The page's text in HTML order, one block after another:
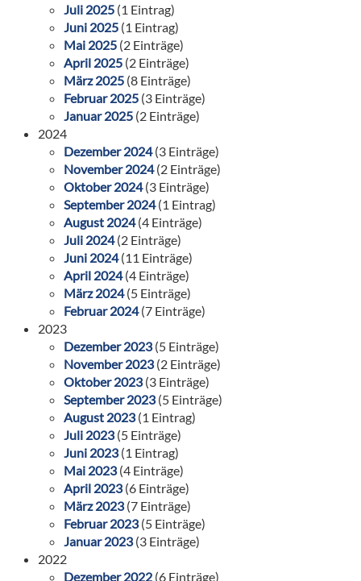
Juli 2025 (1 Eintrag)
Juni 2025 (1 Eintrag)
Mai 2025 (2 Einträge)
April 2025 (2 Einträge)
März 2025 (8 Einträge)
Februar 2025 (3 Einträge)
Januar 2025 (2 Einträge)
2024
Dezember 2024(3 Einträge)
November 2024(2 Einträge)
Oktober 2024(3 Einträge)
September 2024(1 Eintrag)
August 2024(4 Einträge)
Juli 2024(2 Einträge)
Juni 2024(11 Einträge)
April 2024(4 Einträge)
März 2024(5 Einträge)
Februar 2024(7 Einträge)
2023
Dezember 2023(5 Einträge)
November 2023(2 Einträge)
Oktober 2023(3 Einträge)
September 2023(5 Einträge)
August 2023(1 Eintrag)
Juli 2023(5 Einträge)
Juni 2023(1 Eintrag)
Mai 2023(4 Einträge)
April 2023(6 Einträge)
März 2023(7 Einträge)
Februar 2023(5 Einträge)
Januar 2023(3 Einträge)
2022
Dezember 2022 (6 Einträge)